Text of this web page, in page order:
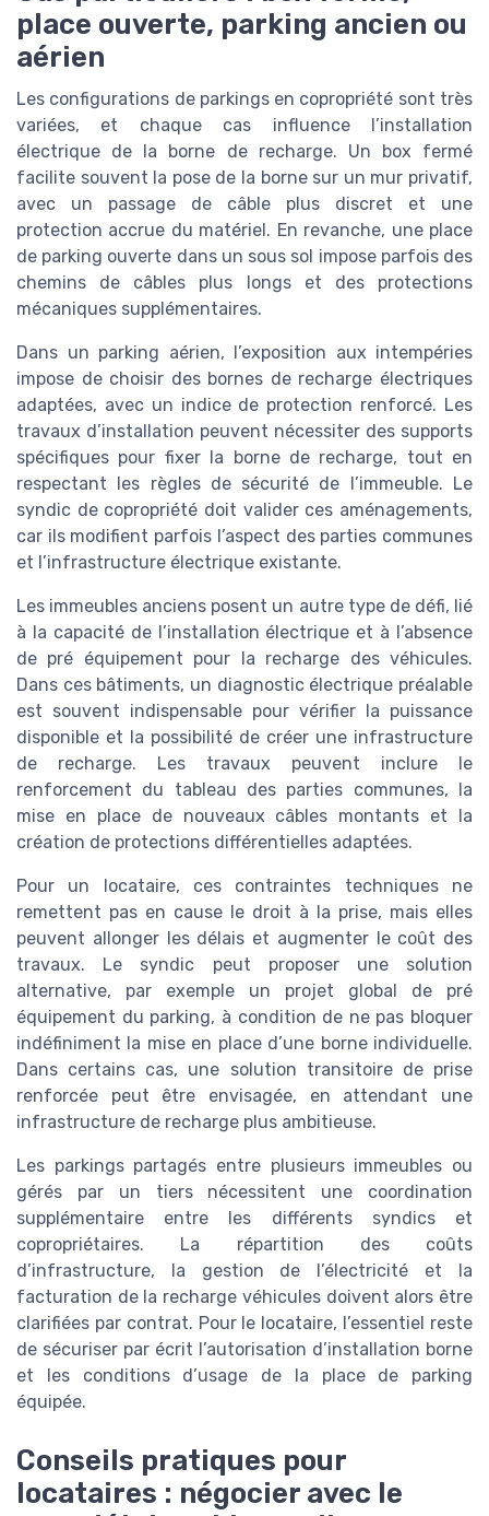
place ouverte, parking ancien ou
aérien
Les configurations de parkings en copropriété sont très
variées, et chaque cas influence l’installation
électrique de la borne de recharge. Un box fermé
facilite souvent la pose de la borne sur un mur privatif,
avec un passage de câble plus discret et une
protection accrue du matériel. En revanche, une place
de parking ouverte dans un sous sol impose parfois des
chemins de câbles plus longs et des protections
mécaniques supplémentaires.
Dans un parking aérien, l’exposition aux intempéries
impose de choisir des bornes de recharge électriques
adaptées, avec un indice de protection renforcé. Les
travaux d’installation peuvent nécessiter des supports
spécifiques pour fixer la borne de recharge, tout en
respectant les règles de sécurité de l’immeuble. Le
syndic de copropriété doit valider ces aménagements,
car ils modifient parfois l’aspect des parties communes
et l’infrastructure électrique existante.
Les immeubles anciens posent un autre type de défi, lié
à la capacité de l’installation électrique et à l’absence
de pré équipement pour la recharge des véhicules.
Dans ces bâtiments, un diagnostic électrique préalable
est souvent indispensable pour vérifier la puissance
disponible et la possibilité de créer une infrastructure
de recharge. Les travaux peuvent inclure le
renforcement du tableau des parties communes, la
mise en place de nouveaux câbles montants et la
création de protections différentielles adaptées.
Pour un locataire, ces contraintes techniques ne
remettent pas en cause le droit à la prise, mais elles
peuvent allonger les délais et augmenter le coût des
travaux. Le syndic peut proposer une solution
alternative, par exemple un projet global de pré
équipement du parking, à condition de ne pas bloquer
indéfiniment la mise en place d’une borne individuelle.
Dans certains cas, une solution transitoire de prise
renforcée peut être envisagée, en attendant une
infrastructure de recharge plus ambitieuse.
Les parkings partagés entre plusieurs immeubles ou
gérés par un tiers nécessitent une coordination
supplémentaire entre les différents syndics et
copropriétaires. La répartition des coûts
d’infrastructure, la gestion de l’électricité et la
facturation de la recharge véhicules doivent alors être
clarifiées par contrat. Pour le locataire, l’essentiel reste
de sécuriser par écrit l’autorisation d’installation borne
et les conditions d’usage de la place de parking
équipée.
Conseils pratiques pour
locataires : négocier avec le